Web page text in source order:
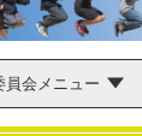
員会メニュー